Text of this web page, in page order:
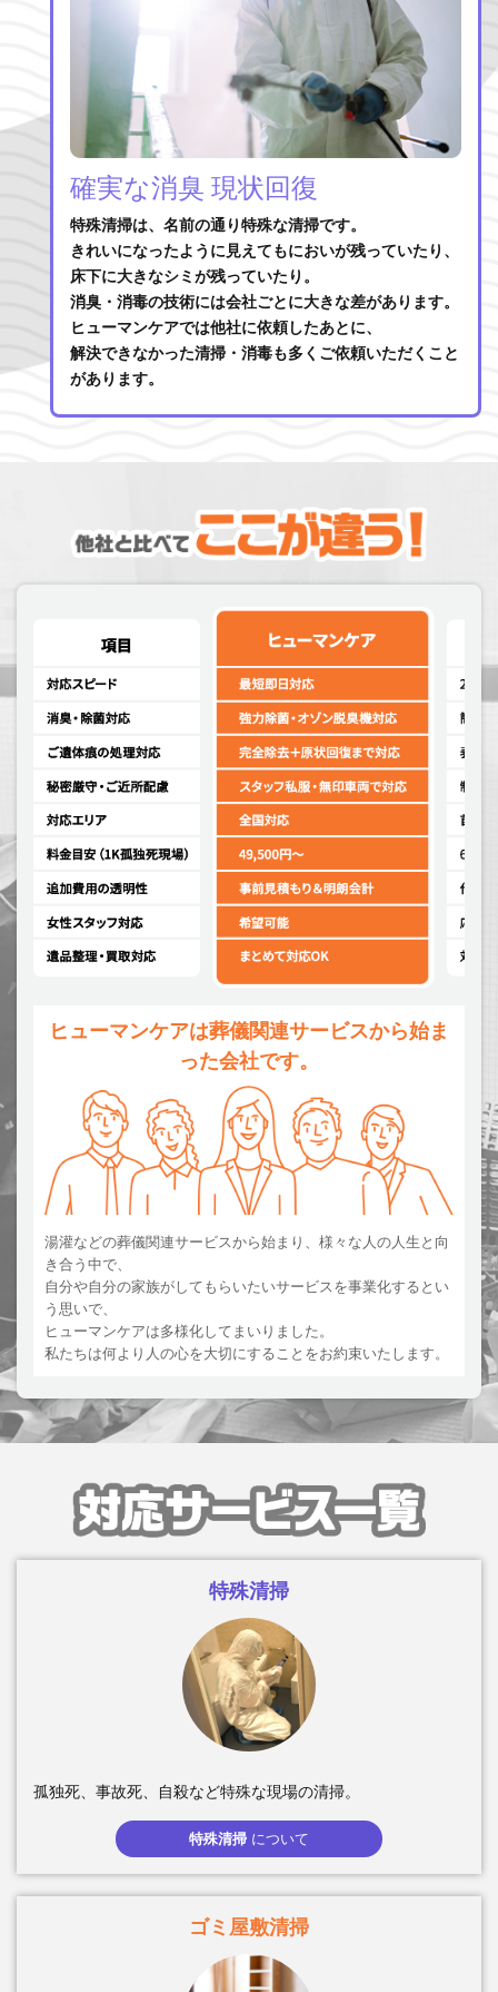
確実な消臭 現状回復
特殊清掃は、名前の通り特殊な清掃です。
きれいになったように見えてもにおいが残っていたり、
床下に大きなシミが残っていたり。
消臭・消毒の技術には会社ごとに大きな差があります。
ヒューマンケアでは他社に依頼したあとに、
解決できなかった清掃・消毒も多くご依頼いただくこと
があります。
ヒューマンケアは葬儀関連サービスから始ま
った会社です。
湯灌などの葬儀関連サービスから始まり、様々な人の人生と向
き合う中で、
自分や自分の家族がしてもらいたいサービスを事業化するとい
う思いで、
ヒューマンケアは多様化してまいりました。
私たちは何より人の心を大切にすることをお約束いたします。
特殊清掃
孤独死、事故死、自殺など特殊な現場の清掃。
特殊清掃 について
ゴミ屋敷清掃